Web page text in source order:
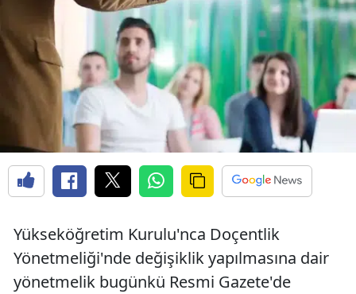
Yükseköğretim Kurulu'nca Doçentlik
Yönetmeliği'nde değişiklik yapılmasına dair
yönetmelik bugünkü Resmi Gazete'de